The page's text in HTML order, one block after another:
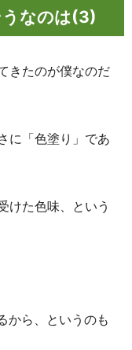
うなのは(3)
きたのが僕なのだ
に「色塗り」であ
けた色味、という
から、というのも